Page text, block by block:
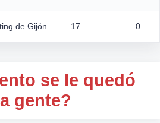
de Gijón 17 0
se le quedó
gente?